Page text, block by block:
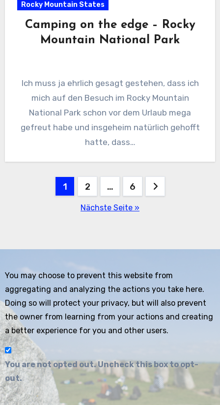
Rocky Mountain States
Camping on the edge – Rocky
Mountain National Park
Ich muss ja ehrlich gesagt gestehen, dass ich
mich auf den Besuch im Rocky Mountain
National Park schon vor dem Urlaub mega
gefreut habe und insgeheim natürlich gehofft
hatte, dass…
Seitennummerierung
1 2 … 6
Nächste Seite »
You may choose to prevent this website from
aggregating and analyzing the actions you take here.
Doing so will protect your privacy, but will also prevent
the owner from learning from your actions and creating
a better experience for you and other users.
You are not opted out. Uncheck this box to opt-
out.